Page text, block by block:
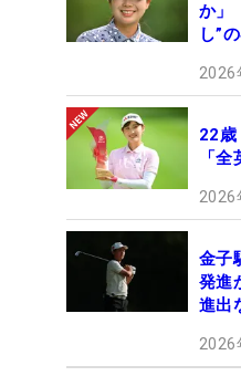
か」
し”
2026
22歳
「
2026
金子
発進
進出
2026